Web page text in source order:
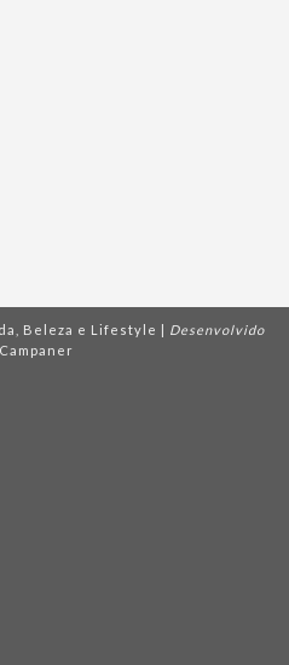
Beleza e Lifestyle | Desenvolvido